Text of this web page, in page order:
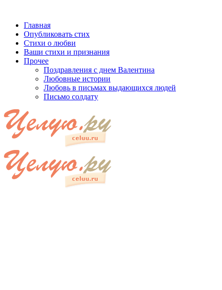
Главная
Опубликовать стих
Стихи о любви
Ваши стихи и признания
Прочее
Поздравления с днем Валентина
Любовные истории
Любовь в письмах выдающихся людей
Письмо солдату